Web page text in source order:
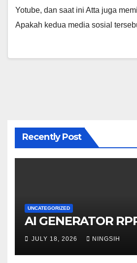
Yotube, dan saat ini Atta juga
Apakah kedua media sosial
Recently Post
UNCATEGORIZED
AI GENERATOR
JULY 18, 2026 NINGSIH